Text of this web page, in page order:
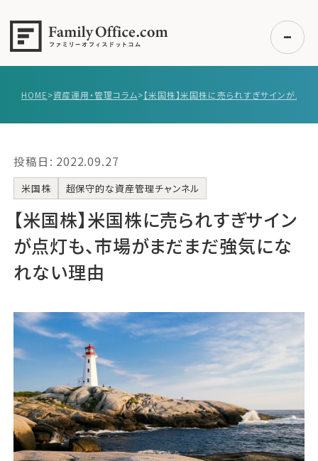
事例紹介
エキスパート一覧
無料講座
コラム
利用者の声
運営会社
ファミリーオフィスとは
関連書籍
メールマガジン登録
よくある質問
HOME>資産運用・管理コラム>
投稿日: 2022.09.27
米国株 超保守的な資産管理チャンネル
【米国株】米国株に売られすぎサイン
が点灯も、市場がまだまだ強気にな
れない理由